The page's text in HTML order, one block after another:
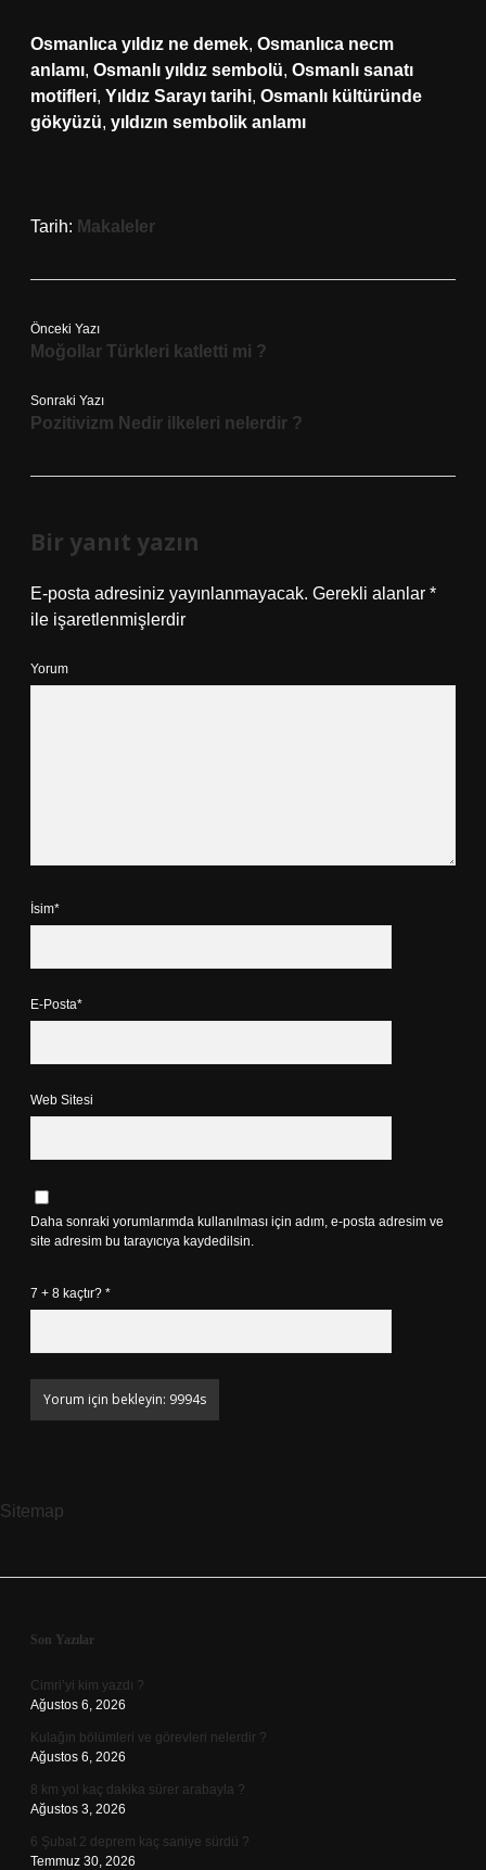
Osmanlıca yıldız ne demek, Osmanlıca necm
anlamı, Osmanlı yıldız sembolü, Osmanlı sanatı
motifleri, Yıldız Sarayı tarihi, Osmanlı kültüründe
gökyüzü, yıldızın sembolik anlamı
Tarih: Makaleler
Önceki Yazı
Moğollar Türkleri katletti mi ?
Sonraki Yazı
Pozitivizm Nedir ilkeleri nelerdir ?
Bir yanıt yazın
E-posta adresiniz yayınlanmayacak. Gerekli alanlar *
ile işaretlenmişlerdir
Yorum
İsim*
E-Posta*
Web Sitesi
Daha sonraki yorumlarımda kullanılması için adım, e-posta adresim ve
site adresim bu tarayıcıya kaydedilsin.
7 + 8 kaçtır? *
Sitemap
Sidebar
Son Yazılar
Cimri’yi kim yazdı ?
Ağustos 6, 2026
Kulağın bölümleri ve görevleri nelerdir ?
Ağustos 6, 2026
8 km yol kaç dakika sürer arabayla ?
Ağustos 3, 2026
6 Şubat 2 deprem kaç saniye sürdü ?
Temmuz 30, 2026